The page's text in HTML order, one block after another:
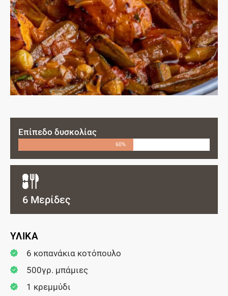
Επίπεδο δυσκολίας
60%
6 Μερίδες
ΥΛΙΚΑ
6 κοπανάκια κοτόπουλο
500γρ. μπάμιες
1 κρεμμύδι